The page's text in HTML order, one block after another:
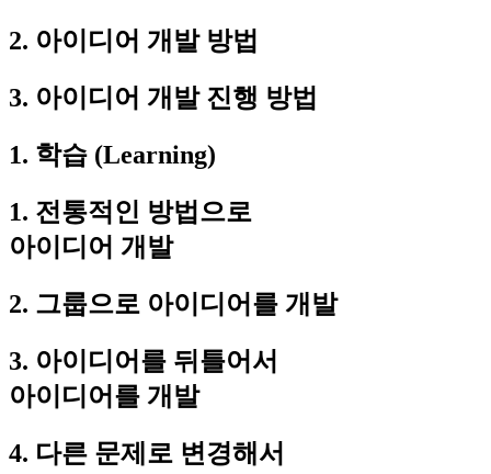
2. 아이디어 개발 방법
3. 아이디어 개발 진행 방법
1. 학습 (Learning)
1. 전통적인 방법으로
아이디어 개발
2. 그룹으로 아이디어를 개발
3. 아이디어를 뒤틀어서
아이디어를 개발
4. 다른 문제로 변경해서